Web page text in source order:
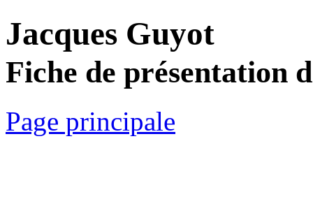
Jacques Guyot
Fiche de présentation
Page principale